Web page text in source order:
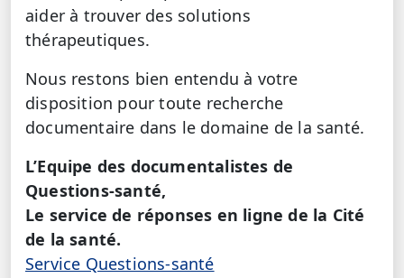
aider à trouver des solutions
thérapeutiques.
Nous restons bien entendu à votre
disposition pour toute recherche
documentaire dans le domaine de la santé.
L’Equipe des documentalistes de
Questions-santé,
Le service de réponses en ligne de la Cité
de la santé.
Service Questions-santé